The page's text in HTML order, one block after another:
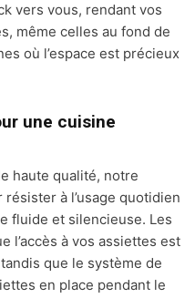
vers vous, rendant vos
même celles au fond de
où l’espace est précieux
une cuisine
haute qualité, notre
à l’usage quotidien
fluide et silencieuse. Les
l’accès à vos assiettes est
que le système de
en place pendant le